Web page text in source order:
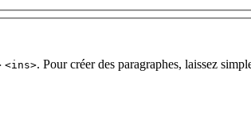
<ins>. Pour créer des paragraphes, laissez